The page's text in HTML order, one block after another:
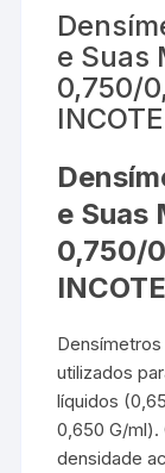
e Suas
0,750/
e Suas
0,750/
utilizados
líquidos
0,650 G/ml).
densidade